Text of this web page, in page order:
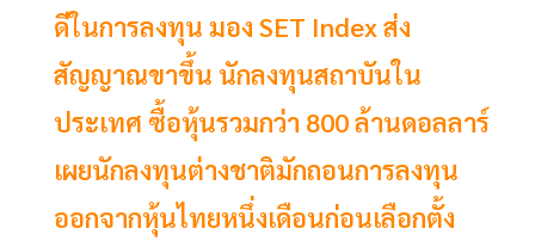
ดีในการลงทุน มอง SET Index ส่ง
สัญญาณขาขึ้น นักลงทุนสถาบันใน
ประเทศ ซื้อหุ้นรวมกว่า 800 ล้านดอลลาร์
เผยนักลงทุนต่างชาติมักถอนการลงทุน
ออกจากหุ้นไทยหนึ่งเดือนก่อนเลือกตั้ง